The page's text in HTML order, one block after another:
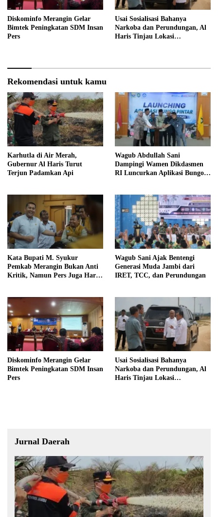
Diskominfo Merangin Gelar
Bimtek Peningkatan SDM Insan
Pers
Usai Sosialisasi Bahanya
Narkoba dan Perundungan, Al
Haris Tinjau Lokasi
Rekomendasi untuk kamu
Karhutla di Air Merah,
Gubernur Al Haris Turut
Terjun Padamkan Api
Wagub Abdullah Sani
Dampingi Wamen Dikdasmen
RI Luncurkan Aplikasi Bungo
Kata Bupati M. Syukur
Pemkab Merangin Bukan Anti
Kritik, Namun Pers Juga Harus
Wagub Sani Ajak Bentengi
Generasi Muda Jambi dari
IRET, TCC, dan Perundungan
Diskominfo Merangin Gelar
Bimtek Peningkatan SDM Insan
Pers
Usai Sosialisasi Bahanya
Narkoba dan Perundungan, Al
Haris Tinjau Lokasi
Jurnal Daerah